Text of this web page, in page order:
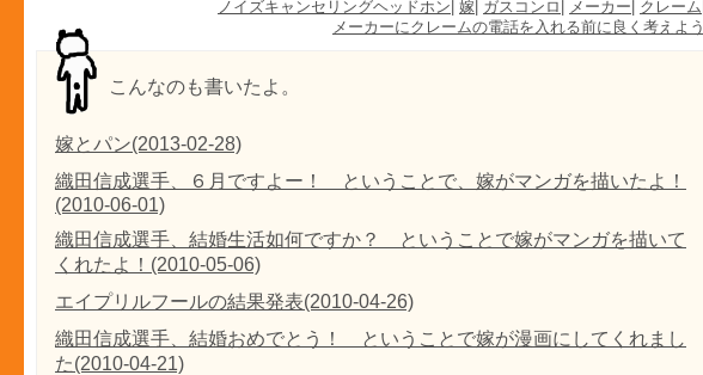
ノイズキャンセリングヘッドホン 嫁 ガスコンロ メーカー クレーム
メーカーにクレームの電話を入れる前に良く考えよう
こんなのも書いたよ。
嫁とパン(2013-02-28)
織田信成選手、６月ですよー！ ということで、嫁がマンガを描いたよ！
(2010-06-01)
織田信成選手、結婚生活如何ですか？ ということで嫁がマンガを描いて
くれたよ！(2010-05-06)
エイプリルフールの結果発表(2010-04-26)
織田信成選手、結婚おめでとう！ ということで嫁が漫画にしてくれまし
た(2010-04-21)